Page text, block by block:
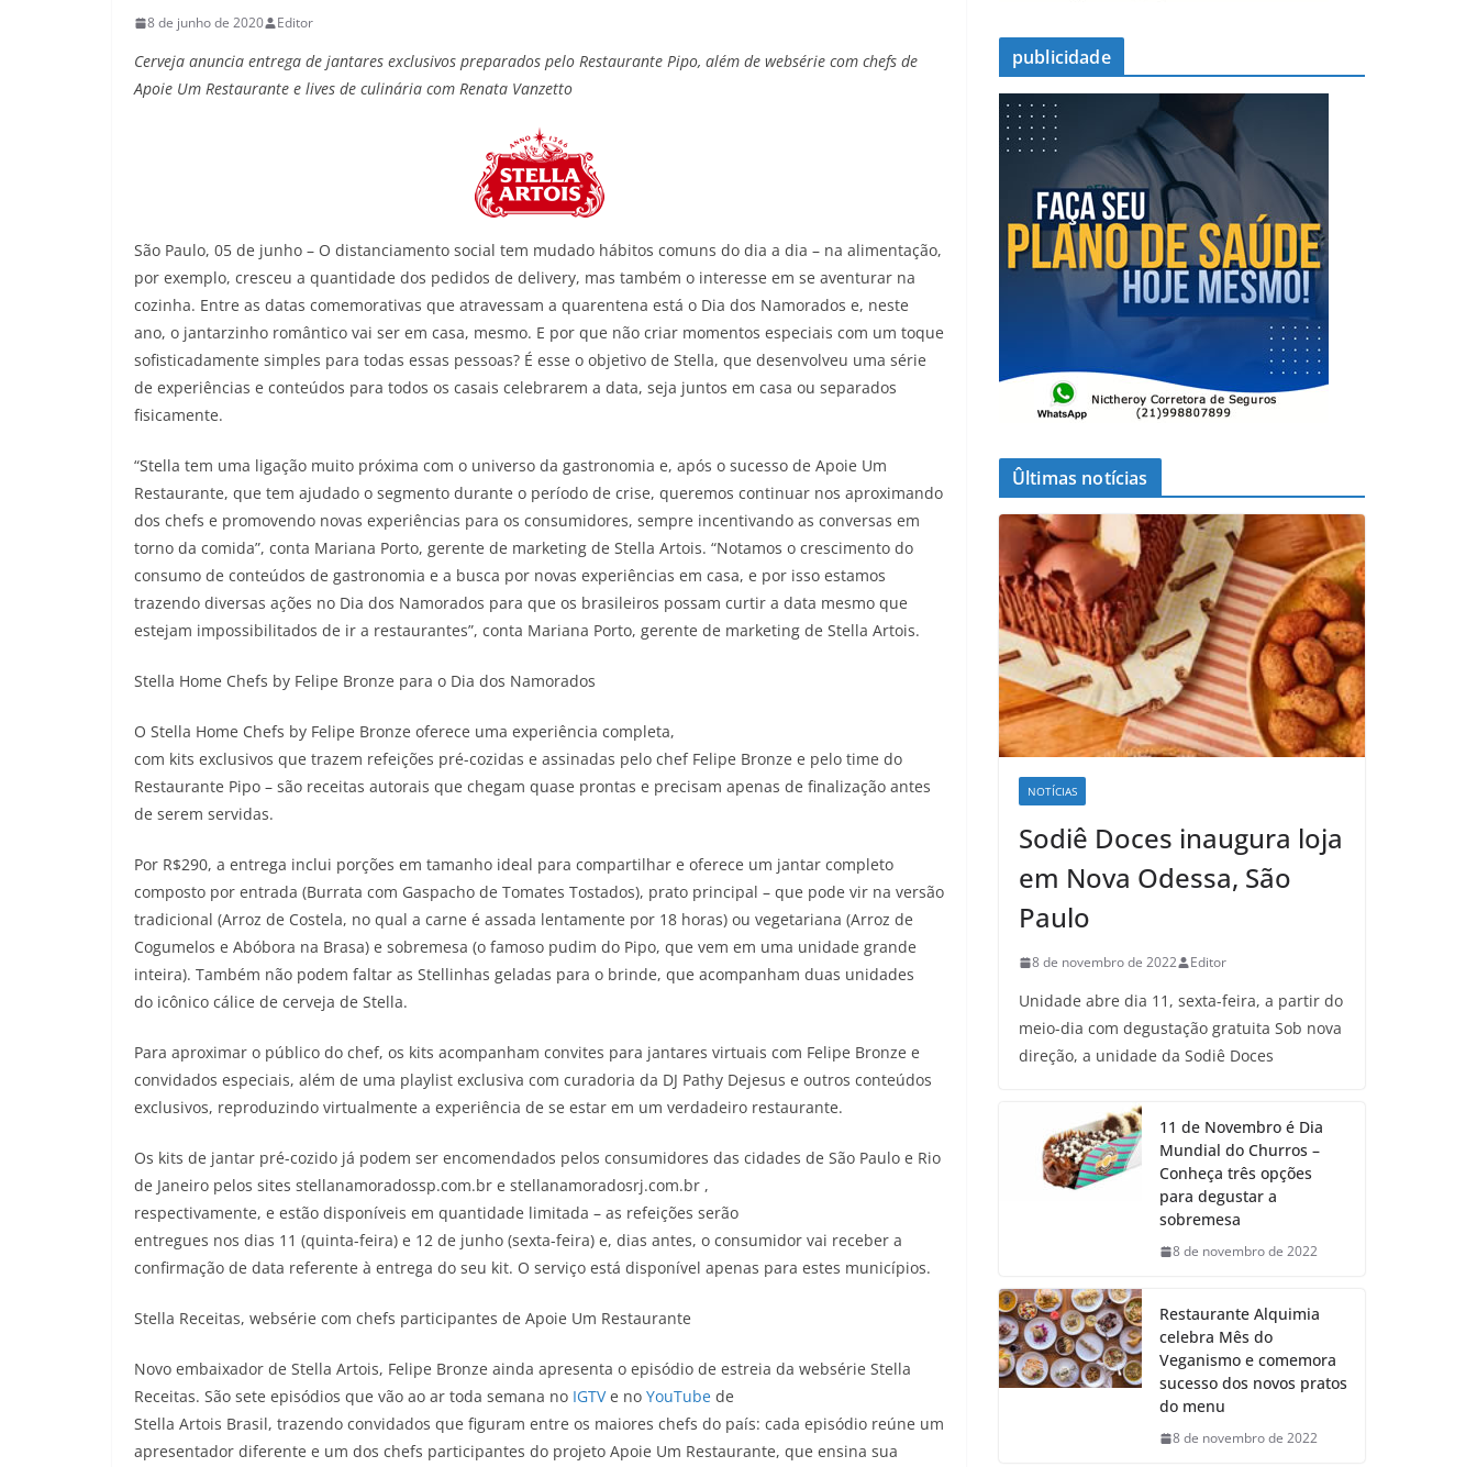
8 de junho de 2020 Editor
Cerveja anuncia entrega de jantares exclusivos preparados pelo Restaurante Pipo, além de websérie com chefs de
Apoie Um Restaurante e lives de culinária com Renata Vanzetto
São Paulo, 05 de junho – O distanciamento social tem mudado hábitos comuns do dia a dia – na alimentação,
por exemplo, cresceu a quantidade dos pedidos de delivery, mas também o interesse em se aventurar na
cozinha. Entre as datas comemorativas que atravessam a quarentena está o Dia dos Namorados e, neste
ano, o jantarzinho romântico vai ser em casa, mesmo. E por que não criar momentos especiais com um toque
sofisticadamente simples para todas essas pessoas? É esse o objetivo de Stella, que desenvolveu uma série
de experiências e conteúdos para todos os casais celebrarem a data, seja juntos em casa ou separados
fisicamente.
“Stella tem uma ligação muito próxima com o universo da gastronomia e, após o sucesso de Apoie Um
Restaurante, que tem ajudado o segmento durante o período de crise, queremos continuar nos aproximando
dos chefs e promovendo novas experiências para os consumidores, sempre incentivando as conversas em
torno da comida”, conta Mariana Porto, gerente de marketing de Stella Artois. “Notamos o crescimento do
consumo de conteúdos de gastronomia e a busca por novas experiências em casa, e por isso estamos
trazendo diversas ações no Dia dos Namorados para que os brasileiros possam curtir a data mesmo que
estejam impossibilitados de ir a restaurantes”, conta Mariana Porto, gerente de marketing de Stella Artois.
Stella Home Chefs by Felipe Bronze para o Dia dos Namorados
O Stella Home Chefs by Felipe Bronze oferece uma experiência completa,
com kits exclusivos que trazem refeições pré-cozidas e assinadas pelo chef Felipe Bronze e pelo time do
Restaurante Pipo – são receitas autorais que chegam quase prontas e precisam apenas de finalização antes
de serem servidas.
Por R$290, a entrega inclui porções em tamanho ideal para compartilhar e oferece um jantar completo
composto por entrada (Burrata com Gaspacho de Tomates Tostados), prato principal – que pode vir na versão
tradicional (Arroz de Costela, no qual a carne é assada lentamente por 18 horas) ou vegetariana (Arroz de
Cogumelos e Abóbora na Brasa) e sobremesa (o famoso pudim do Pipo, que vem em uma unidade grande
inteira). Também não podem faltar as Stellinhas geladas para o brinde, que acompanham duas unidades
do icônico cálice de cerveja de Stella.
Para aproximar o público do chef, os kits acompanham convites para jantares virtuais com Felipe Bronze e
convidados especiais, além de uma playlist exclusiva com curadoria da DJ Pathy Dejesus e outros conteúdos
exclusivos, reproduzindo virtualmente a experiência de se estar em um verdadeiro restaurante.
Os kits de jantar pré-cozido já podem ser encomendados pelos consumidores das cidades de São Paulo e Rio
de Janeiro pelos sites stellanamoradossp.com.br e stellanamoradosrj.com.br ,
respectivamente, e estão disponíveis em quantidade limitada – as refeições serão
entregues nos dias 11 (quinta-feira) e 12 de junho (sexta-feira) e, dias antes, o consumidor vai receber a
confirmação de data referente à entrega do seu kit. O serviço está disponível apenas para estes municípios.
Stella Receitas, websérie com chefs participantes de Apoie Um Restaurante
Novo embaixador de Stella Artois, Felipe Bronze ainda apresenta o episódio de estreia da websérie Stella
Receitas. São sete episódios que vão ao ar toda semana no IGTVe no YouTube de
Stella Artois Brasil, trazendo convidados que figuram entre os maiores chefs do país: cada episódio reúne um
apresentador diferente e um dos chefs participantes do projeto Apoie Um Restaurante, que ensina sua
publicidade
Ûltimas notícias
NOTÍCIAS
Sodiê Doces inaugura loja
em Nova Odessa, São
Paulo
8 de novembro de 2022 Editor
Unidade abre dia 11, sexta-feira, a partir do
meio-dia com degustação gratuita Sob nova
direção, a unidade da Sodiê Doces
11 de Novembro é Dia
Mundial do Churros –
Conheça três opções
para degustar a
sobremesa
8 de novembro de 2022
Restaurante Alquimia
celebra Mês do
Veganismo e comemora
sucesso dos novos pratos
do menu
8 de novembro de 2022